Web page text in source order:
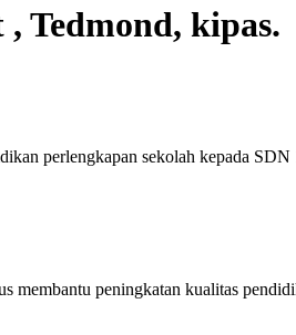
Tedmond, kipas.
perlengkapan sekolah kepada
peningkatan kualitas